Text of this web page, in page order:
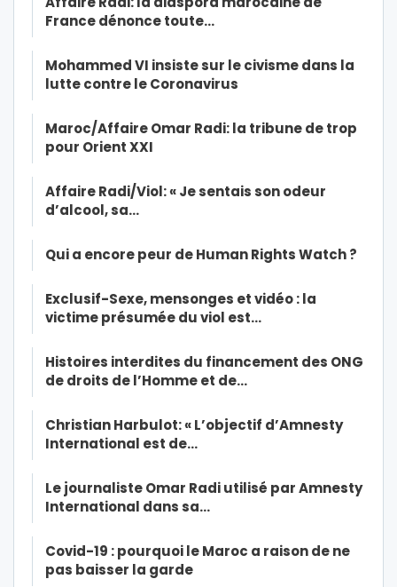
France dénonce toute…
Mohammed VI insiste sur le civisme dans la
lutte contre le Coronavirus
Maroc/Affaire Omar Radi: la tribune de trop
pour Orient XXI
Affaire Radi/Viol: « Je sentais son odeur
d’alcool, sa…
Qui a encore peur de Human Rights Watch ?
Exclusif-Sexe, mensonges et vidéo : la
victime présumée du viol est…
Histoires interdites du financement des ONG
de droits de l’Homme et de…
Christian Harbulot: « L’objectif d’Amnesty
International est de…
Le journaliste Omar Radi utilisé par Amnesty
International dans sa…
Covid-19 : pourquoi le Maroc a raison de ne
pas baisser la garde